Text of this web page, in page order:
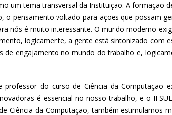
um tema transversal da Instituição. A formação
pensamento voltado para ações que possam
nós é muito interessante. O mundo moderno
logicamente, a gente está sintonizado com
de engajamento no mundo do trabalho e,
professor do curso de Ciência da Computação
é essencial no nosso trabalho, e o
Ciência da Computação, também estimulamos